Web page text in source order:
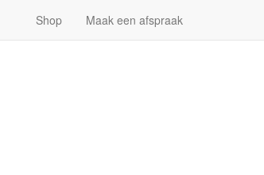
Shop Maak een afspraak